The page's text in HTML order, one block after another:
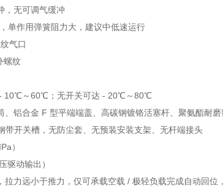
，无可调气缓冲
单作用弹簧阻力大，建议中低速运行
气口
螺纹
- 10℃～60℃；无开关可达 - 20℃～80℃
、铝合金 F 型平端端盖、高碳钢镀铬活塞杆、聚氨酯耐
带开关槽，无防尘套、无预装安装支架、无杆端接头
）
驱动输出）
拉力远小于推力，仅可承载空载 / 极轻负载完成自动回位